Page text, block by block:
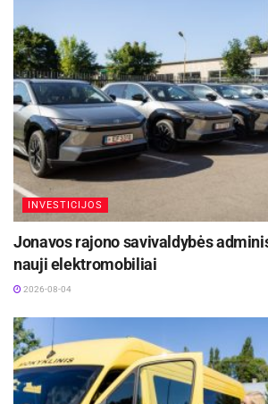
INVESTICIJOS
Jonavos rajono savivaldybės
nauji elektromobiliai
2026-08-04